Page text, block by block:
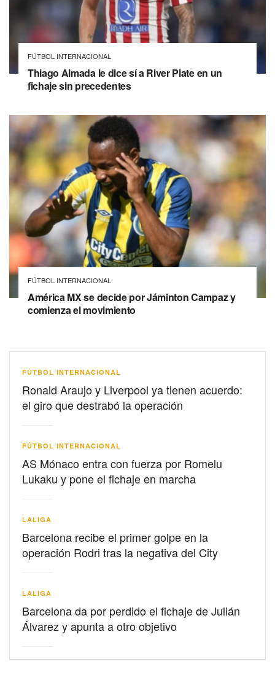
FÚTBOL INTERNACIONAL
Thiago Almada le dice sí a River Plate en un
fichaje sin precedentes
FÚTBOL INTERNACIONAL
América MX se decide por Jáminton Campaz y
comienza el movimiento
FÚTBOL INTERNACIONAL
Ronald Araujo y Liverpool ya tienen acuerdo:
el giro que destrabó la operación
FÚTBOL INTERNACIONAL
AS Mónaco entra con fuerza por Romelu
Lukaku y pone el fichaje en marcha
LALIGA
Barcelona recibe el primer golpe en la
operación Rodri tras la negativa del City
LALIGA
Barcelona da por perdido el fichaje de Julián
Álvarez y apunta a otro objetivo